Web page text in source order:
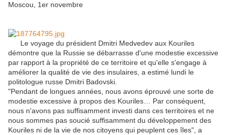
Moscou, 1er novembre
Le voyage du président Dmitri Medvedev aux Kouriles
démontre que la Russie se débarrasse d'une modestie excessive
par rapport à la propriété de ce territoire et qu'elle s'engage à
améliorer la qualité de vie des insulaires, a estimé lundi le
politologue russe Dmitri Badovski.
"Pendant de longues années, nous avons éprouvé une sorte de
modestie excessive à propos des Kouriles… Par conséquent,
nous n'avons pas suffisamment investi dans ces territoires et ne
nous sommes pas soucié suffisamment du développement des
Kouriles ni de la vie de nos citoyens qui peuplent ces îles", a